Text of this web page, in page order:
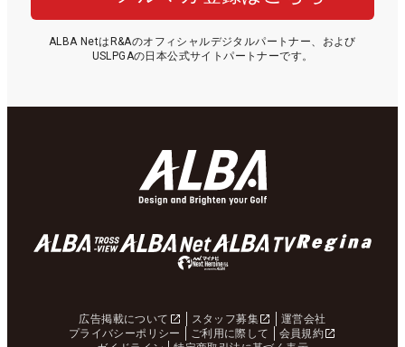
ALBA NetはR&Aのオフィシャルデジタルパートナー、および
USLPGAの日本公式サイトパートナーです。
広告掲載について スタッフ募集
運営会社
プライバシーポリシー
ご利用に際して
会員規約